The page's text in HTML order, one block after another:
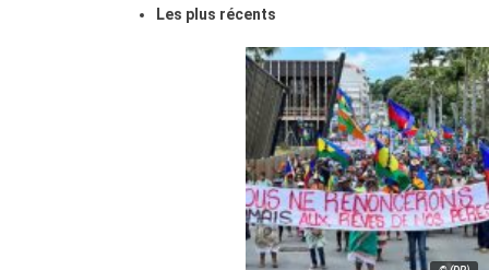
Les plus récents